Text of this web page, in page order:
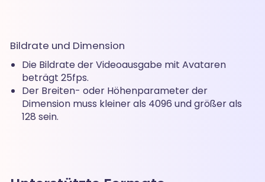
Bildrate und Dimension
Die Bildrate der Videoausgabe mit Avataren
beträgt 25fps.
Der Breiten- oder Höhenparameter der
Dimension muss kleiner als 4096 und größer als
128 sein.